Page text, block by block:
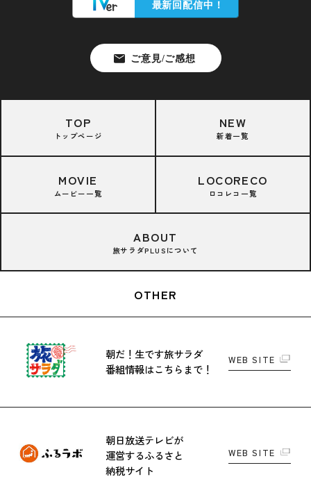
TOP
トップページ
NEW
新着一覧
MOVIE
ムービー一覧
LOCORECO
ロコレコ一覧
ABOUT
旅サラダPLUSについて
OTHER
朝だ！生です旅サラダ
番組情報はこちらまで！
WEB SITE
朝日放送テレビが
運営するふるさと
納税サイト
WEB SITE